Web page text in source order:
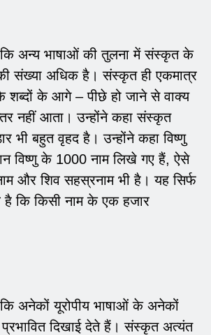
अन्य भाषाओं की तुलना में संस्कृत के
संख्या अधिक है। संस्कृत ही एकमात्र
शब्दों के आगे – पीछे हो जाने से वाक्य
नहीं आता। उन्होंने कहा संस्कृत
भी बहुत वृहद है। उन्होंने कहा विष्णु
विष्णु के 1000 नाम लिखे गए हैं, ऐसे
और शिव सहस्रनाम भी है। यह सिर्फ
कि किसी नाम के एक हजार
अनेकों यूरोपीय भाषाओं के अनेकों
दिखाई देते हैं। संस्कृत अत्यंत